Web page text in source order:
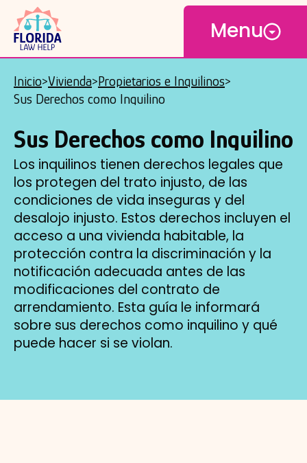
Saltar
al
contenido
Open
Menu
Breadcrumb
Inicio Vivienda Propietarios e Inquilinos
Sus Derechos como Inquilino
Sus Derechos como Inquilino
Los inquilinos tienen derechos legales que
los protegen del trato injusto, de las
condiciones de vida inseguras y del
desalojo injusto. Estos derechos incluyen el
acceso a una vivienda habitable, la
protección contra la discriminación y la
notificación adecuada antes de las
modificaciones del contrato de
arrendamiento. Esta guía le informará
sobre sus derechos como inquilino y qué
puede hacer si se violan.